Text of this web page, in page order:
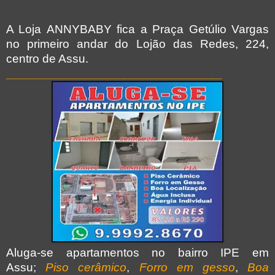
A Loja ANNYBABY fica a Praça Getúlio Vargas
no primeiro andar do Lojão das Redes, 224,
centro de Assu.
Aluga-se apartamentos no bairro IPE em
Assu;Piso cerâmico, Forro em gesso,Boa